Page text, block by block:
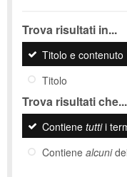
Trova risultati in...
Titolo e contenuto
Titolo
Trova risultati che...
Contiene tuttii
Contiene alcuni